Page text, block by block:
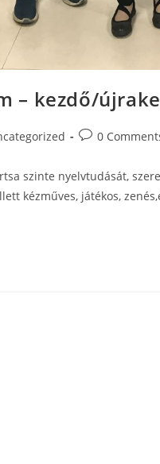
– kezdő/
Post0
szinte nyelvtudását,
kézműves, játékos,